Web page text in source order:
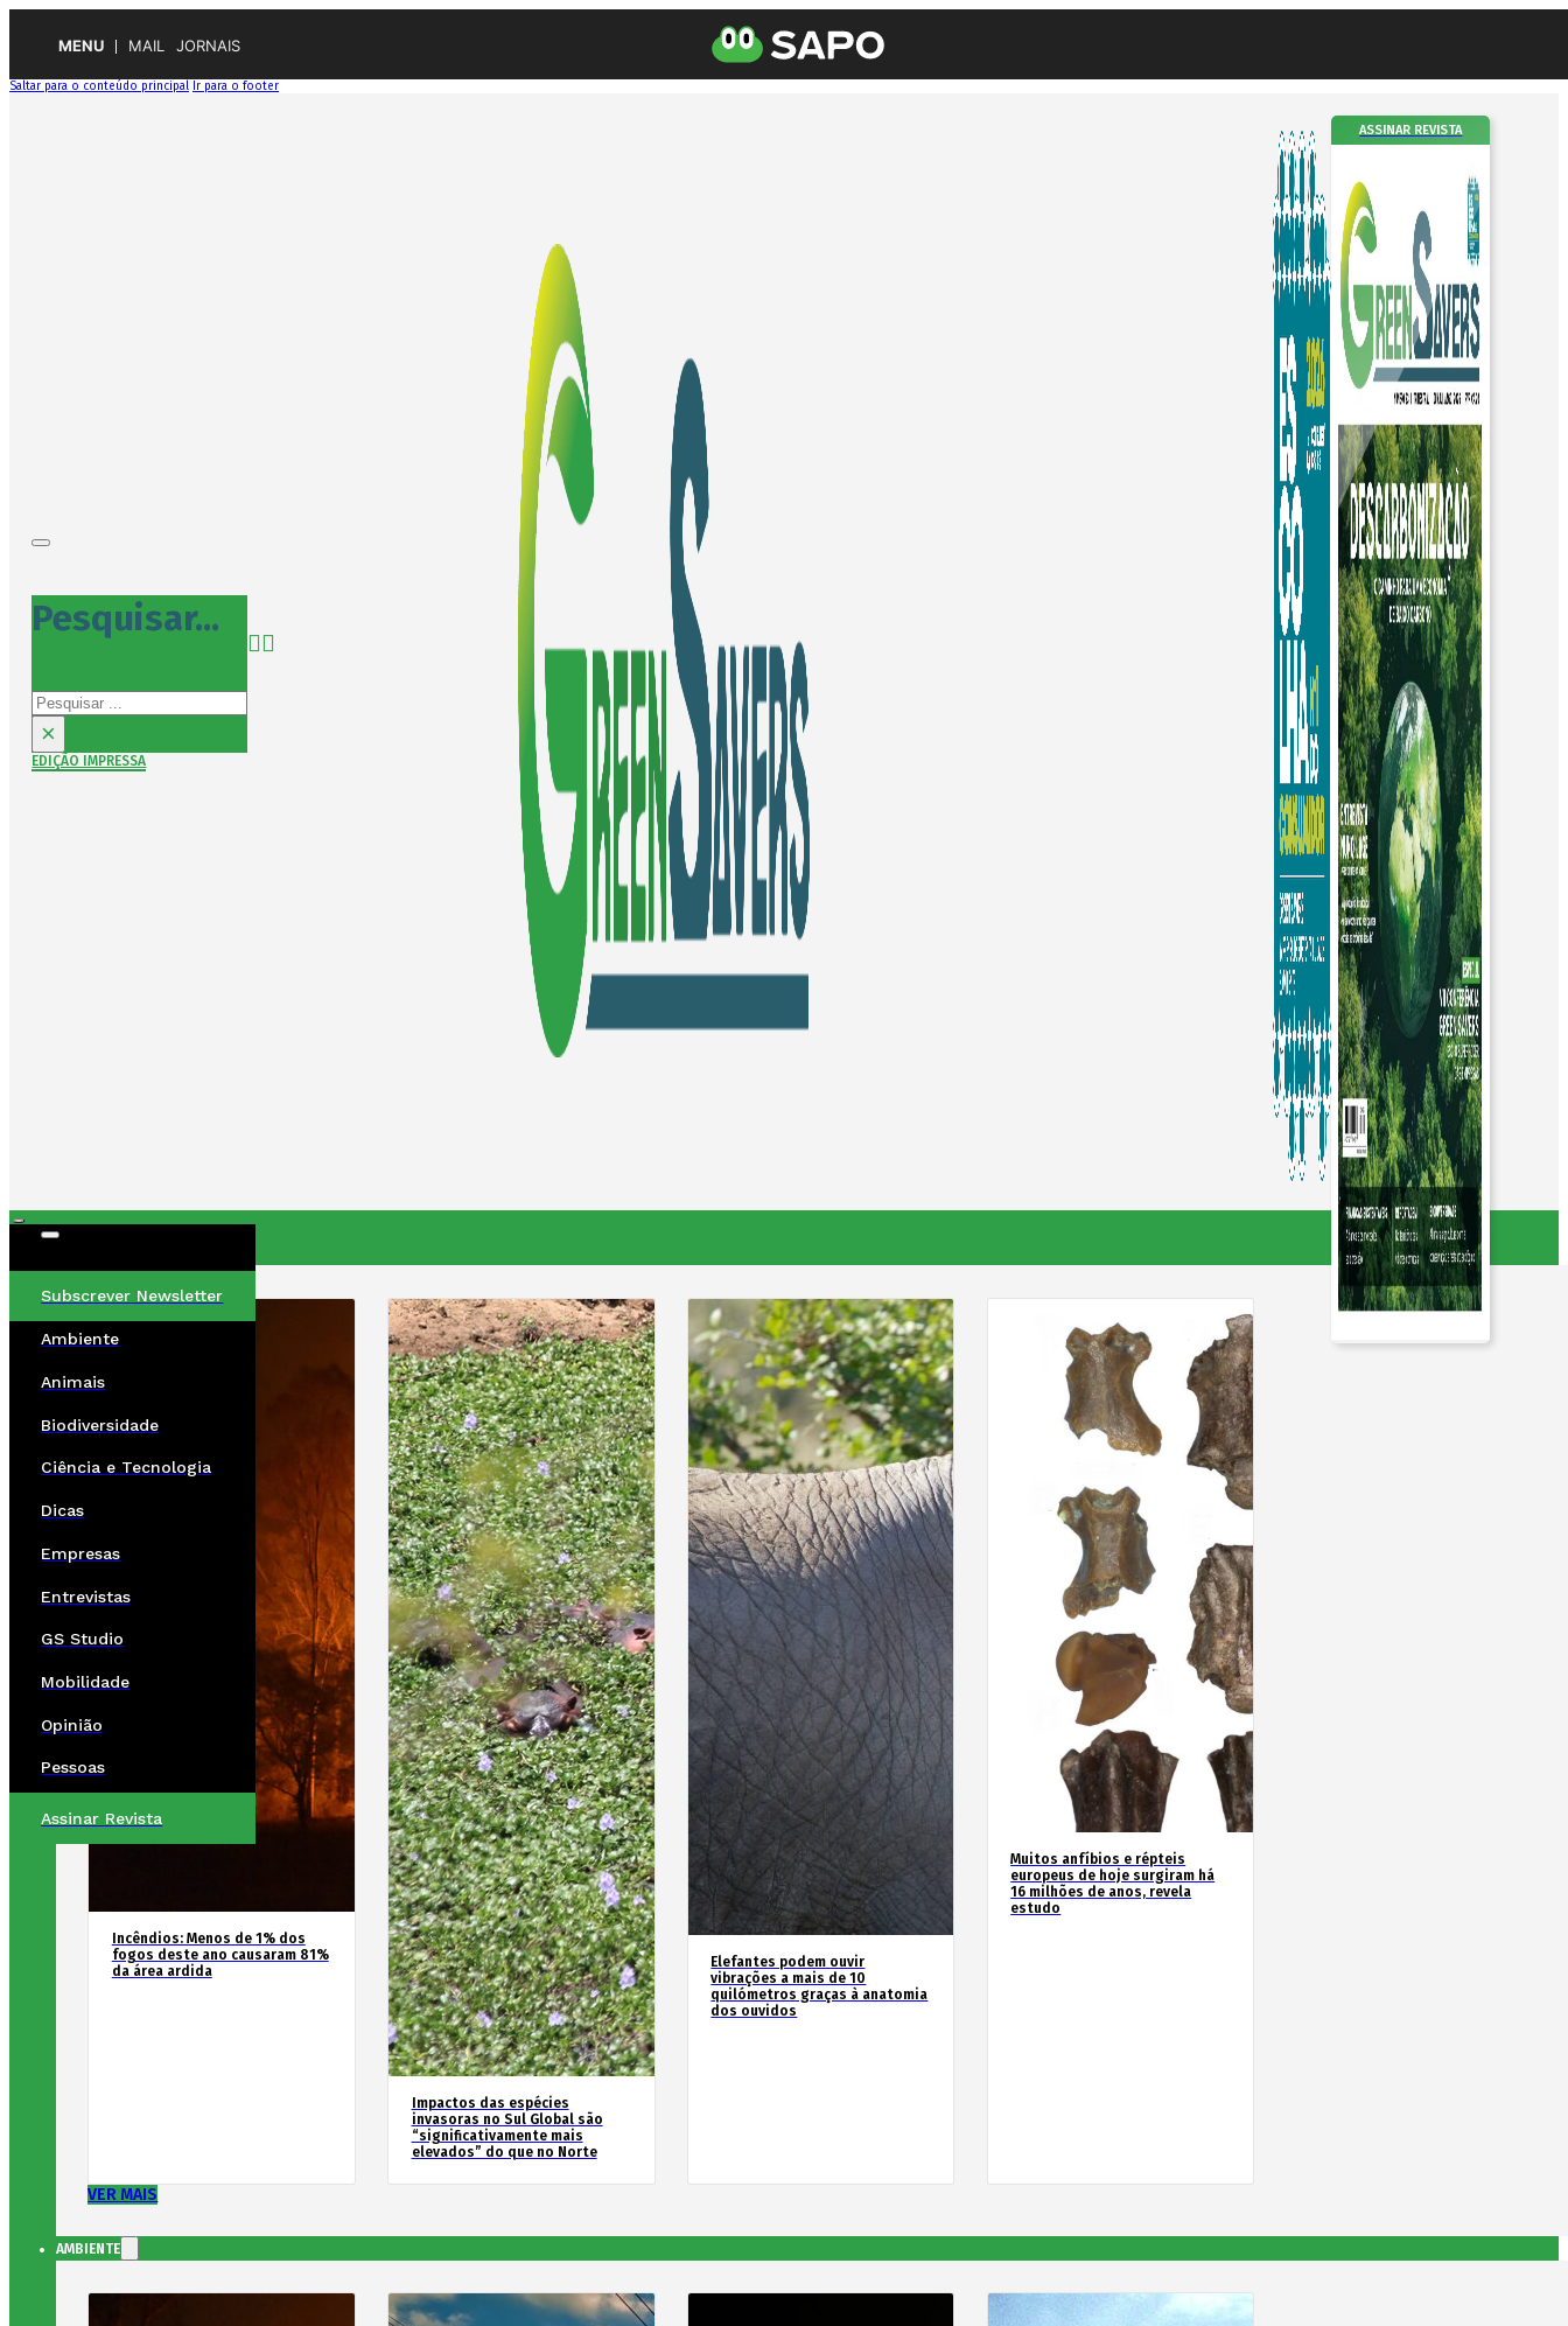
MENU MAIL JORNAIS
Saltar para o conteúdo principal Ir para o footer
Pesquisar...
Pesquisar
×
EDIÇÃO IMPRESSA
ASSINAR REVISTA
Subscrever Newsletter
Ambiente
Animais
Biodiversidade
Ciência e Tecnologia
Dicas
Empresas
Entrevistas
GS Studio
Mobilidade
Opinião
Pessoas
Assinar Revista
Incêndios: Menos de 1% dos
fogos deste ano causaram 81%
da área ardida
Impactos das espécies
invasoras no Sul Global são
“significativamente mais
elevados” do que no Norte
Elefantes podem ouvir
vibrações a mais de 10
quilómetros graças à anatomia
dos ouvidos
Muitos anfíbios e répteis
europeus de hoje surgiram há
16 milhões de anos, revela
estudo
VER MAIS
AMBIENTE